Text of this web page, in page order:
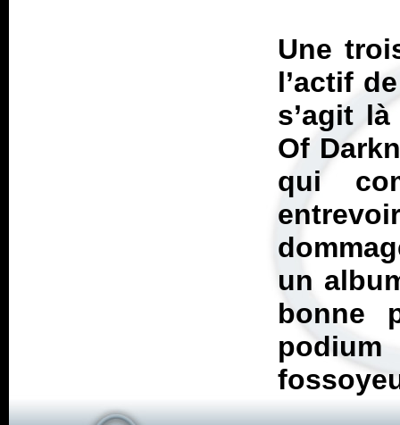
Une
l’actif
s’agit
Of
qui
un
bonne